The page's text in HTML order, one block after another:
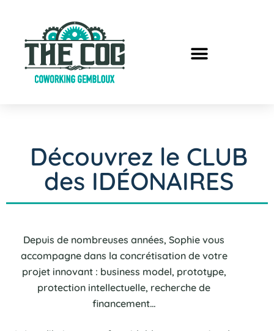
Découvrez le CLUB
des IDÉONAIRES
Depuis de nombreuses années, Sophie vous
accompagne dans la concrétisation de votre
projet innovant : business model, prototype,
protection intellectuelle, recherche de
financement…